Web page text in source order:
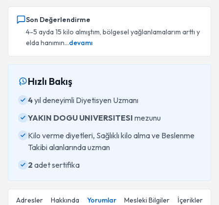
Son Değerlendirme
4-5 ayda 15 kilo almıştım, bölgesel yağlanlamalarım arttı y
elda hanımın...devamı
Hızlı Bakış
4yıl deneyimli Diyetisyen Uzmanı
YAKIN DOGU UNIVERSITESI mezunu
Kilo verme diyetleri, Sağlıklı kilo alma ve Beslenme
Takibi alanlarında uzman
2 adet sertifika
Adresler Hakkında Yorumlar Mesleki Bilgiler İçerikler